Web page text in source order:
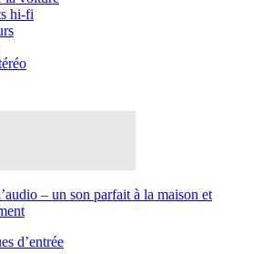
hi-fi
– un son parfait à la maison et
d’entrée